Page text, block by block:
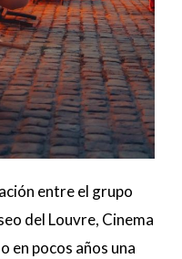
entre el grupo
del Louvre, Cinema
en pocos años una